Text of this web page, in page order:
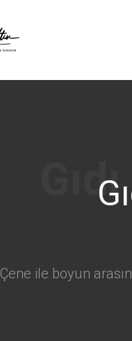
Çene ile boyun